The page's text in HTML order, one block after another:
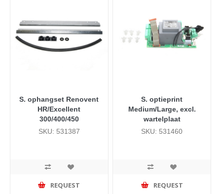
S. ophangset Renovent
HR/Excellent
300/400/450
SKU: 531387
REQUEST
S. optieprint
Medium/Large, excl.
wartelplaat
SKU: 531460
REQUEST